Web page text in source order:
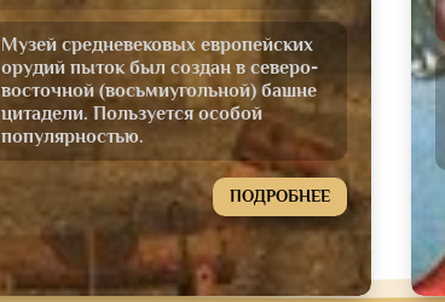
Музей средневековых европейских
орудий пыток был создан в северо-
восточной (восьмиугольной) башне
цитадели. Пользуется особой
популярностью.
ПОДРОБНЕЕ